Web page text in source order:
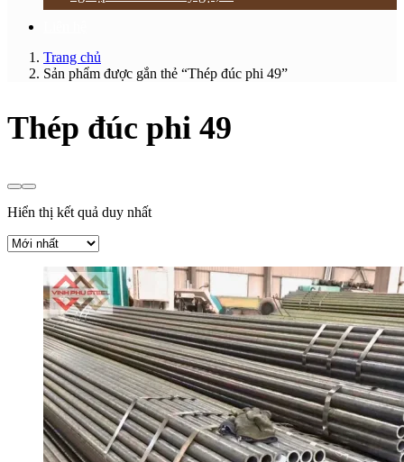
Trang chủ
Sản phẩm được gắn thẻ “Thép đúc phi 49”
Thép đúc phi 49
Hiển thị kết quả duy nhất